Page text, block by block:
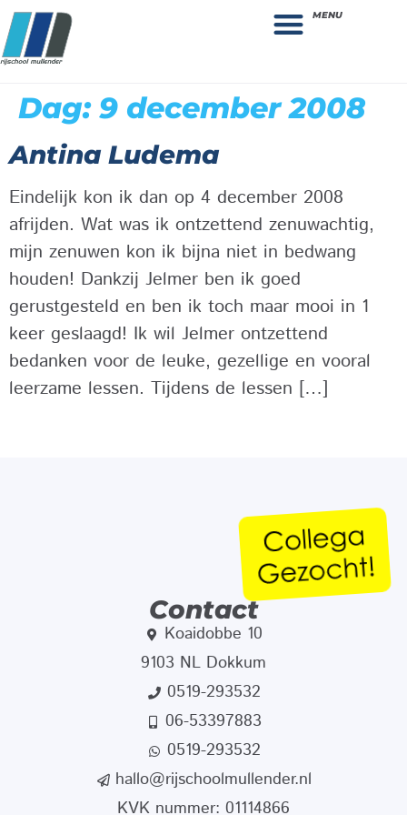
MENU
Dag: 9 december 2008
Antina Ludema
Eindelijk kon ik dan op 4 december 2008
afrijden. Wat was ik ontzettend zenuwachtig,
mijn zenuwen kon ik bijna niet in bedwang
houden! Dankzij Jelmer ben ik goed
gerustgesteld en ben ik toch maar mooi in 1
keer geslaagd! Ik wil Jelmer ontzettend
bedanken voor de leuke, gezellige en vooral
leerzame lessen. Tijdens de lessen […]
Contact
Koaidobbe 10
9103 NL Dokkum
0519-293532
06-53397883
0519-293532
hallo@rijschoolmullender.nl
KVK nummer: 01114866